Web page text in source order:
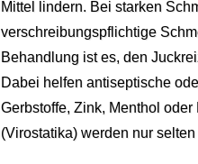
Mittel lindern. Bei starken
verschreibungspflichtige
Behandlung ist es, den
Dabei helfen antiseptische
Gerbstoffe, Zink, Menthol
(Virostatika) werden nur